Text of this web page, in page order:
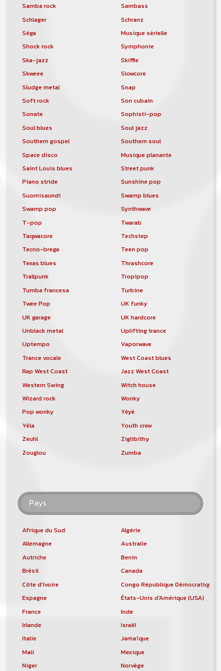
Samba rock
Sambass
Schlager
Schranz
Séga
Musique sérielle
Shock rock
Symphonie
Ska-jazz
Skiffle
Skweee
Slowcore
Sludge metal
Snap
Soft rock
Son cubain
Sonate
Sophisti-pop
Soul blues
Soul jazz
Southern gospel
Southern soul
Space disco
Musique planante
Saint Louis blues
Street punk
Piano stride
Sunshine pop
Suomisaundi
Swamp blues
Swamp pop
Synthwave
T-pop
Twarab
Taqwacore
Techstep
Tecno-brega
Teen pop
Texas blues
Thrashcore
Trallpunk
Tropipop
Tumba francesa
Turbine
Twee Pop
UK funky
UK garage
UK hardcore
Unblack metal
Uplifting trance
Uptempo
Vaporwave
Trance vocale
West Coast blues
Rap West Coast
Jazz West Coast
Western Swing
Witch house
Wizard rock
Wonky
Pop wonky
Yéyé
Yéla
Youth crew
Zeuhl
Ziglibithy
Zouglou
Zumba
Pays
Afrique du Sud
Algérie
Allemagne
Australie
Autriche
Benin
Brésil
Canada
Côte d'Ivoire
Congo République Démocratique
Espagne
États-Unis d'Amérique (USA)
France
Inde
Irlande
Israël
Italie
Jamaïque
Mali
Mexique
Niger
Norvège